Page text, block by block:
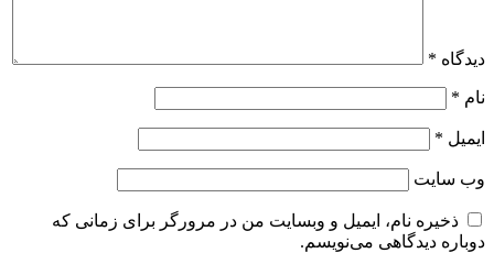
دیدگاه *
نام *
ایمیل *
وب‌ سایت
ذخیره نام، ایمیل و وبسایت من در مرورگر برای زمانی که
دوباره دیدگاهی می‌نویسم.